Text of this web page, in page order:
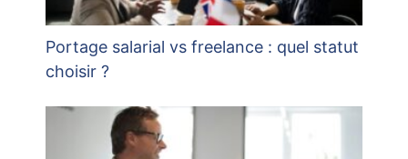
Portage salarial vs freelance : quel statut
choisir ?